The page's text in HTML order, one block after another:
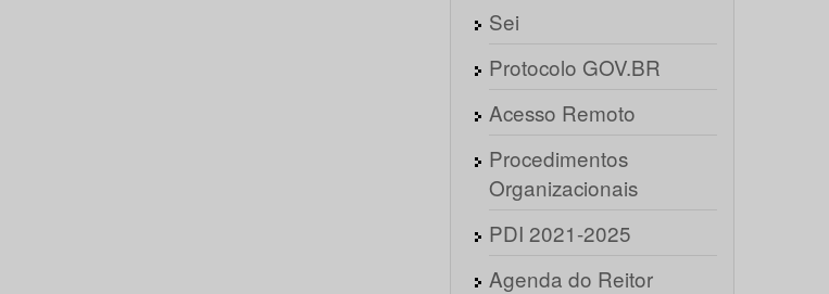
Sei
Protocolo GOV.BR
Acesso Remoto
Procedimentos
Organizacionais
PDI 2021-2025
Agenda do Reitor